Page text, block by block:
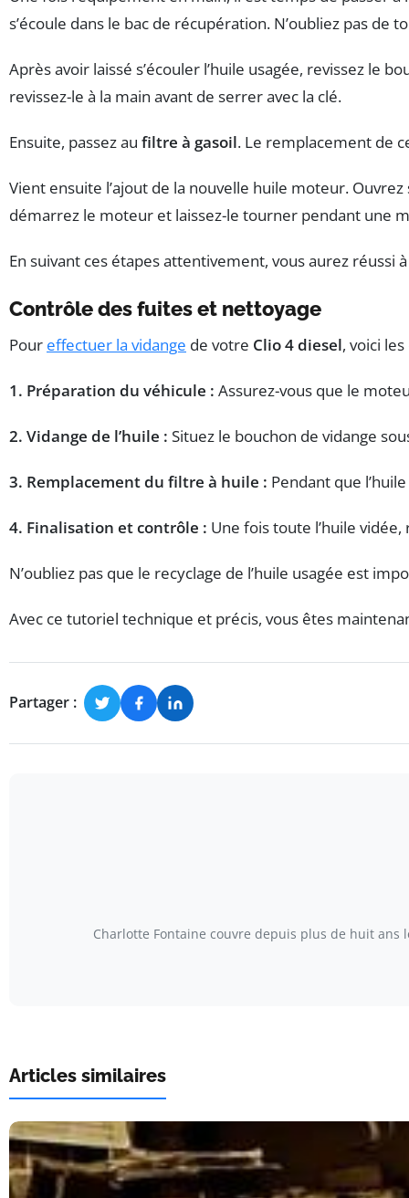
s’écoule dans le bac de récupération. N’oubliez pas
Après avoir laissé s’écouler l’huile usagée, revissez le
revissez-le à la main avant de serrer avec la clé.
Ensuite, passez au filtre à gasoil. Le remplacement de
Vient ensuite l’ajout de la nouvelle huile moteur.
démarrez le moteur et laissez-le tourner pendant une
En suivant ces étapes attentivement, vous aurez
Contrôle des fuites et nettoyage
Pour effectuer la vidange de votre Clio 4 diesel, voici
1. Préparation du véhicule : Assurez-vous que le
2. Vidange de l’huile : Situez le bouchon de vidange
3. Remplacement du filtre à huile : Pendant que
4. Finalisation et contrôle : Une fois toute l’huile
N’oubliez pas que le recyclage de l’huile usagée est
Avec ce tutoriel technique et précis, vous êtes
Partager :
Charlotte Fontaine couvre depuis plus de huit
Articles similaires